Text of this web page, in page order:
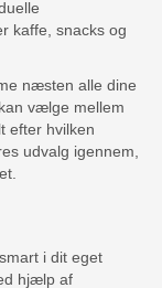
kaffe, snacks og
næsten alle dine
vælge mellem
efter hvilken
udvalg igennem,
i dit eget
hjælp af